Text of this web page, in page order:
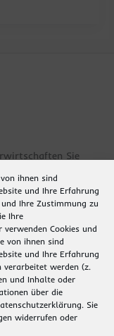
ihnen sind
und Ihre Erfahrung
Ihre Zustimmung zu
Ihre
verwenden Cookies und
von ihnen sind
und Ihre Erfahrung
verarbeitet werden (z.
und Inhalte oder
über die
. Sie
widerrufen oder
Sie
Sie alle wichtigen